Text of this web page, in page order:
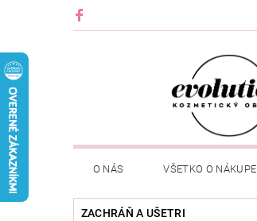
O NÁS VŠETKO O NÁKUPE
ZACHRÁŇ A UŠETRI